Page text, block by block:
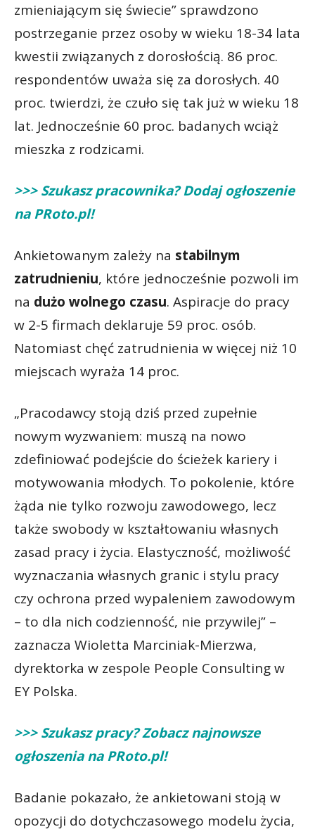
zmieniającym się świecie” sprawdzono
postrzeganie przez osoby w wieku 18-34 lata
kwestii związanych z dorosłością. 86 proc.
respondentów uważa się za dorosłych. 40
proc. twierdzi, że czuło się tak już w wieku 18
lat. Jednocześnie 60 proc. badanych wciąż
mieszka z rodzicami.
>>> Szukasz pracownika? Dodaj ogłoszenie
na PRoto.pl!
Ankietowanym zależy na stabilnym
zatrudnieniu, które jednocześnie pozwoli im
na dużo wolnego czasu. Aspiracje do pracy
w 2-5 firmach deklaruje 59 proc. osób.
Natomiast chęć zatrudnienia w więcej niż 10
miejscach wyraża 14 proc.
„Pracodawcy stoją dziś przed zupełnie
nowym wyzwaniem: muszą na nowo
zdefiniować podejście do ścieżek kariery i
motywowania młodych. To pokolenie, które
żąda nie tylko rozwoju zawodowego, lecz
także swobody w kształtowaniu własnych
zasad pracy i życia. Elastyczność, możliwość
wyznaczania własnych granic i stylu pracy
czy ochrona przed wypaleniem zawodowym
– to dla nich codzienność, nie przywilej” –
zaznacza Wioletta Marciniak-Mierzwa,
dyrektorka w zespole People Consulting w
EY Polska.
>>> Szukasz pracy? Zobacz najnowsze
ogłoszenia na PRoto.pl!
Badanie pokazało, że ankietowani stoją w
opozycji do dotychczasowego modelu życia,